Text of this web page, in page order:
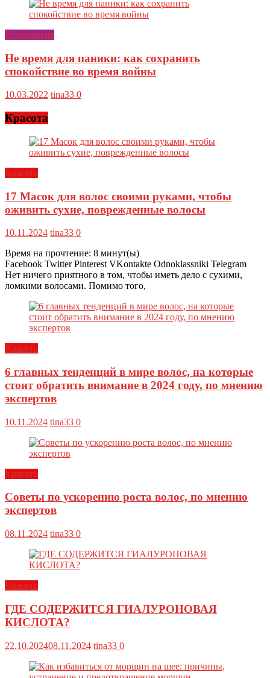
Психология
Не время для паники: как сохранить
спокойствие во время войны
10.03.2022 tina33 0
Красота
Красота
17 Масок для волос своими руками, чтобы
оживить сухие, поврежденные волосы
10.11.2024 tina33 0
Время на прочтение: 8 минут(ы)
Facebook Twitter Pinterest VKontakte Odnoklassniki Telegram
Нет ничего приятного в том, чтобы иметь дело с сухими,
ломкими волосами. Помимо того,
Красота
6 главных тенденций в мире волос, на которые
стоит обратить внимание в 2024 году, по мнению
экспертов
10.11.2024 tina33 0
Красота
Советы по ускорению роста волос, по мнению
экспертов
08.11.2024 tina33 0
Красота
ГДЕ СОДЕРЖИТСЯ ГИАЛУРОНОВАЯ
КИСЛОТА?
22.10.202408.11.2024 tina33 0